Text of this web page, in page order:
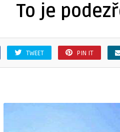
To je
TWEET PIN IT